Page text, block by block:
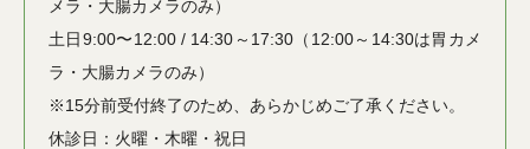
メラ・大腸カメラのみ）
土日9:00〜12:00 / 14:30～17:30（12:00～14:30は胃カメ
ラ・大腸カメラのみ）
※15分前受付終了のため、あらかじめご了承ください。
休診日：火曜・木曜・祝日